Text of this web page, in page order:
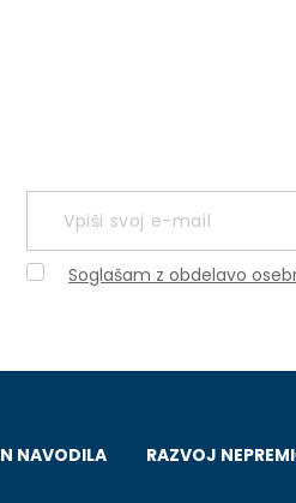
Soglašam z obdelavo
NAVODILA RAZVOJ